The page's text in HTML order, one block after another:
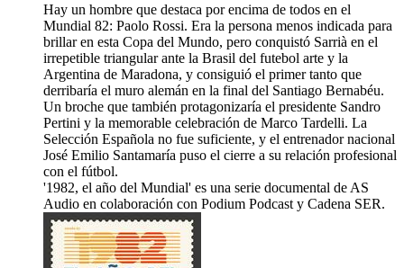
Hay un hombre que destaca por encima de todos en el
Mundial 82: Paolo Rossi. Era la persona menos indicada para
brillar en esta Copa del Mundo, pero conquistó Sarrià en el
irrepetible triangular ante la Brasil del futebol arte y la
Argentina de Maradona, y consiguió el primer tanto que
derribaría el muro alemán en la final del Santiago Bernabéu.
Un broche que también protagonizaría el presidente Sandro
Pertini y la memorable celebración de Marco Tardelli. La
Selección Española no fue suficiente, y el entrenador nacional
José Emilio Santamaría puso el cierre a su relación profesional
con el fútbol.
'1982, el año del Mundial' es una serie documental de AS
Audio en colaboración con Podium Podcast y Cadena SER.